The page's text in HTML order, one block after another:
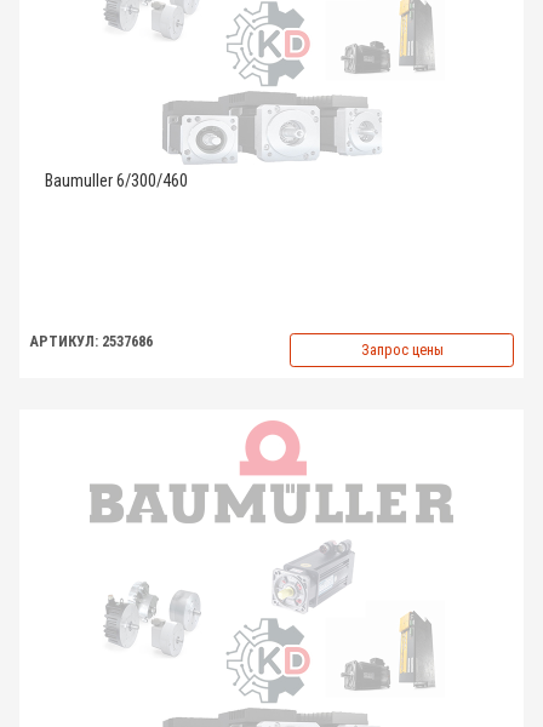
Baumuller 6/300/460
АРТИКУЛ: 2537686 Запрос цены